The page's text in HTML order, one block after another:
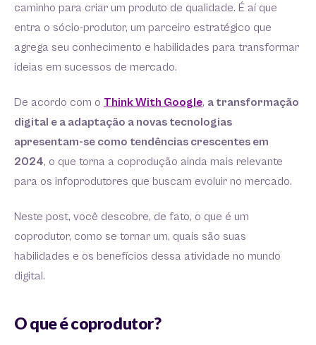
caminho para criar um produto de qualidade. É aí que
entra o sócio-produtor, um parceiro estratégico que
agrega seu conhecimento e habilidades para transformar
ideias em sucessos de mercado.
De acordo com o Think With Google, a transformação
digital e a adaptação a novas tecnologias
apresentam-se como tendências crescentes em
2024, o que torna a coprodução ainda mais relevante
para os infoprodutores que buscam evoluir no mercado.
Neste post, você descobre, de fato, o que é um
coprodutor, como se tornar um, quais são suas
habilidades e os benefícios dessa atividade no mundo
digital.
O que é coprodutor?